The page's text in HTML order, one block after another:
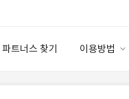
파트너스 찾기 이용방법